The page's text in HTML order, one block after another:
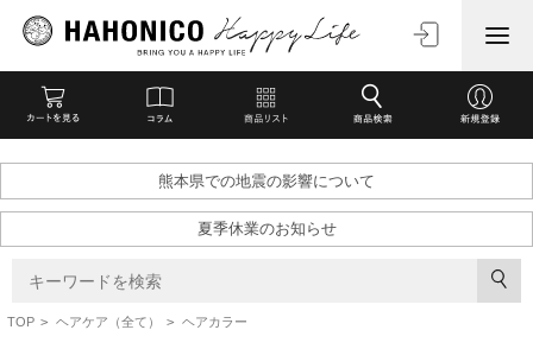
熊本県での地震の影響について
夏季休業のお知らせ
TOP > ヘアケア（全て） > ヘアカラー